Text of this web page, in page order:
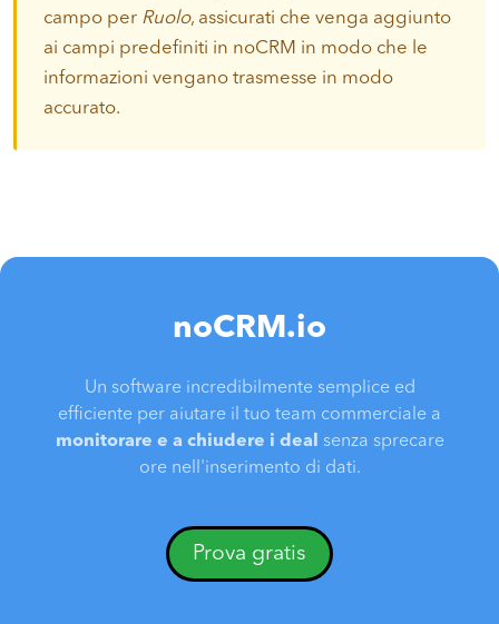
campo per Ruolo, assicurati che venga aggiunto
ai campi predefiniti in noCRM in modo che le
informazioni vengano trasmesse in modo
accurato.
noCRM.io
Un software incredibilmente semplice ed
efficiente per aiutare il tuo team commerciale a
monitorare e a chiudere i deal senza sprecare
ore nell'inserimento di dati.
Prova gratis